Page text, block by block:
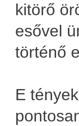
kitörő
esővel
történő
E